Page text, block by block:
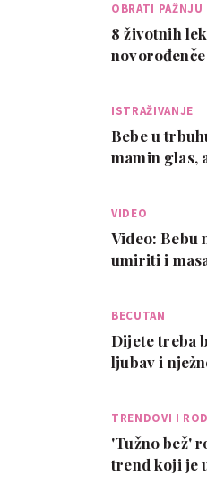
OBRATI PAŽNJU
8 životnih
ISTRAŽIVANJE
Bebe u
mamin glas,
VIDEO
Video: Bebu
umiriti i
BECUTAN
Dijete treba
ljubav i
TRENDOVI I
'Tužno bež'
trend koji je